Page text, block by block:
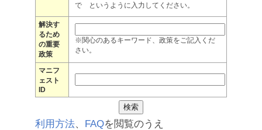
で というように入力してください。
解決す
るため
の重要
政策
※関心のあるキーワード、政策をご記入くだ
さい。
マニフ
ェスト
ID
利用方法、 FAQを閲覧のうえ